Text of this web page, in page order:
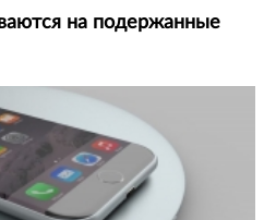
на подержанные